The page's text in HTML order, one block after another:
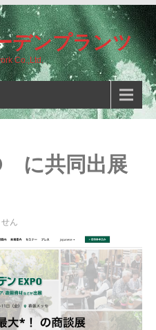
デンプランツ
Co.,Ltd.
に共同出展
ん